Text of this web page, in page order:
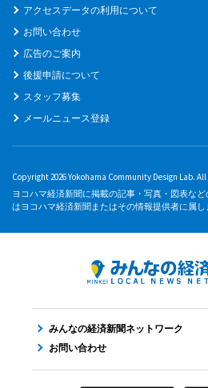
アクセスデータの利用について
お問い合わせ
広告のご案内
後援申請について
スタッフ募集
メールニュース登録
Copyright 2026 Yokohama Community Design Lab.
ヨコハマ経済新聞に掲載の記事・写真・図表な
はヨコハマ経済新聞またはその情報提供者に属し
みんなの経済新聞ネットワーク
お問い合わせ